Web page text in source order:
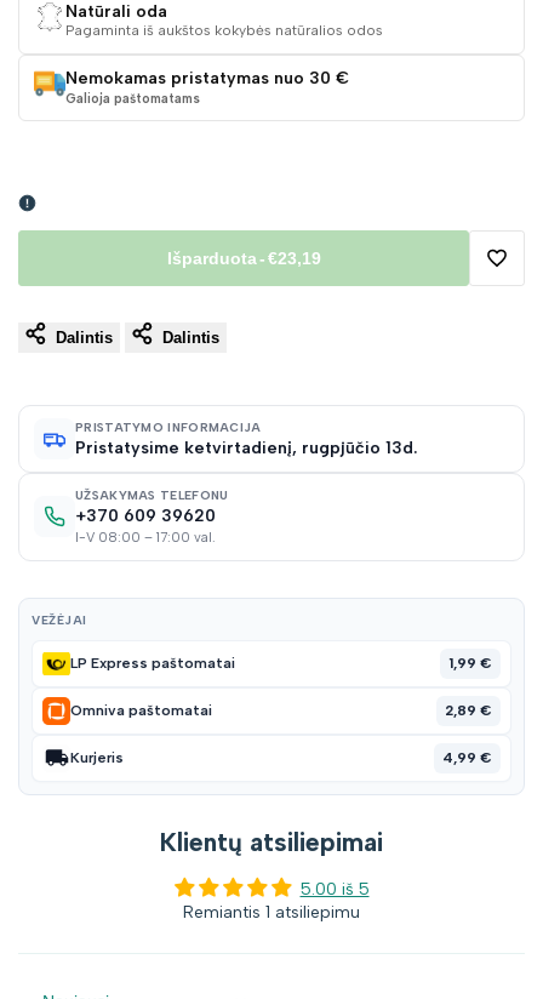
Natūrali oda
Pagaminta iš aukštos kokybės natūralios odos
Nemokamas pristatymas nuo 30 €
Galioja paštomatams
Išparduota-€23,19
Dalintis Dalintis
PRISTATYMO INFORMACIJA
Pristatysime ketvirtadienį, rugpjūčio 13d.
UŽSAKYMAS TELEFONU
+370 609 39620
I-V 08:00 – 17:00 val.
VEŽĖJAI
LP Express paštomatai 1,99 €
Omniva paštomatai 2,89 €
Kurjeris 4,99 €
Klientų atsiliepimai
5.00 iš 5
Remiantis 1 atsiliepimu